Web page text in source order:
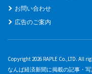
お問い合わせ
広告のご案内
Copyright 2026 RAPLE Co.,LTD. All
なんば経済新聞に掲載の記事・